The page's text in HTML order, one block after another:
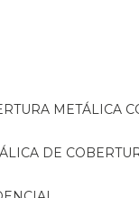
METÁLICA
DE